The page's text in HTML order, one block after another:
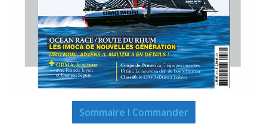
Sommaire I Commander